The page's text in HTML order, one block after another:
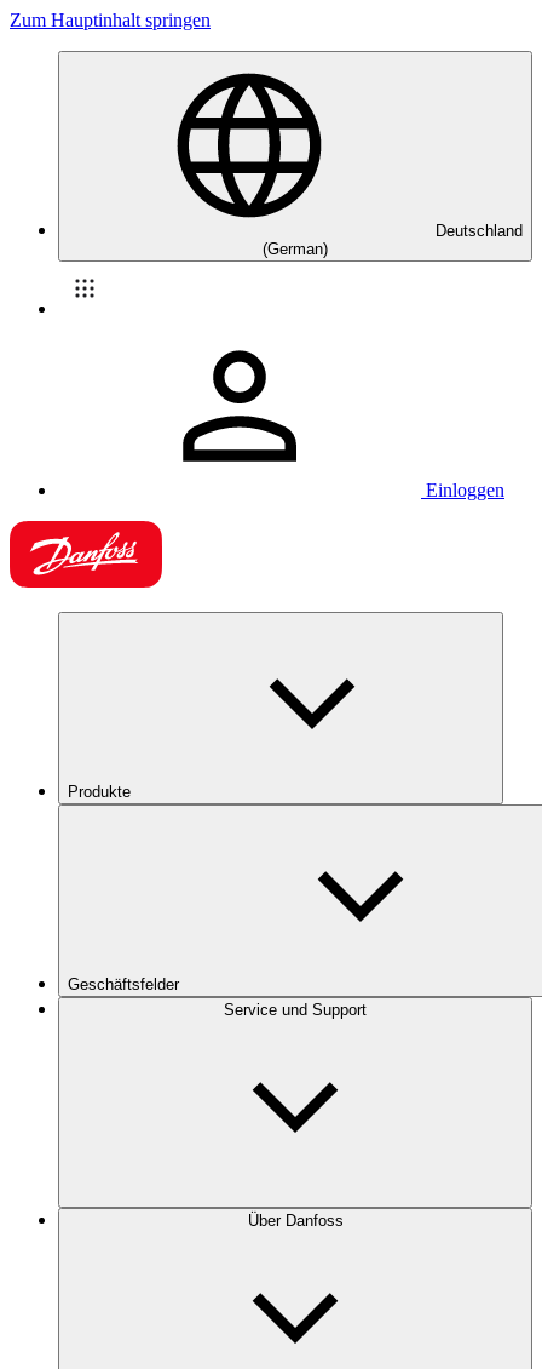
Zum Hauptinhalt springen
Deutschland
(German)
Einloggen
Produkte
Geschäftsfelder
Service und Support
Über Danfoss